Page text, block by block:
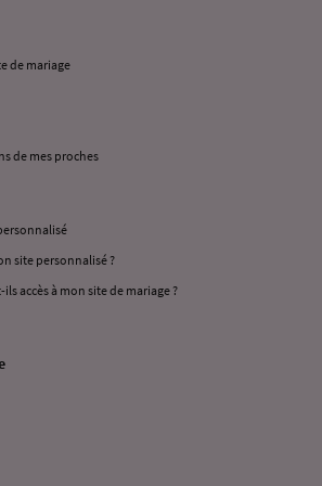
de mariage
de mes proches
site personnalisé ?
accès à mon site de mariage ?